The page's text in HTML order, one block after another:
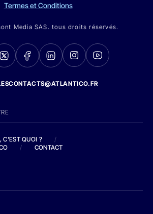
Termes et Conditions
Media SAS. tous droits réservés.
C'EST QUOI ?
/
/ CONTACT